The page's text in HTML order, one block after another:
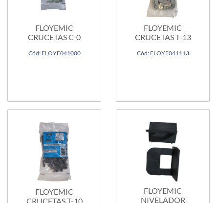
FLOYEMIC
CRUCETAS C-0
Cód: FLOYE041000
FLOYEMIC
CRUCETAS T-13
Cód: FLOYE041113
FLOYEMIC
CRUCETAS T-10
FLOYEMIC
NIVELADOR